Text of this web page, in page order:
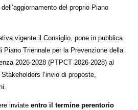
del proprio Piano
vigente il Consiglio, pone in pubblica
Piano Triennale per la Prevenzione della
2026-2028 (PTPCT 2026-2028) al
l’invio di proposte,
inviate entro il termine perentorio